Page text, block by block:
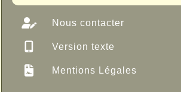
Nous contacter
Version texte
Mentions Légales